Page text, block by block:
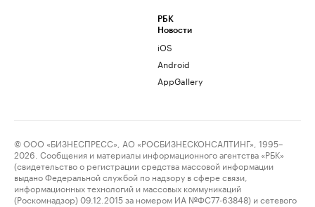
РБК
Новости
iOS
Android
AppGallery
© ООО «БИЗНЕСПРЕСС», АО «РОСБИЗНЕСКОНСАЛТИНГ», 1995–
2026. Сообщения и материалы информационного агентства «РБК»
(свидетельство о регистрации средства массовой информации
выдано Федеральной службой по надзору в сфере связи,
информационных технологий и массовых коммуникаций
(Роскомнадзор) 09.12.2015 за номером ИА №ФС77-63848) и сетевого